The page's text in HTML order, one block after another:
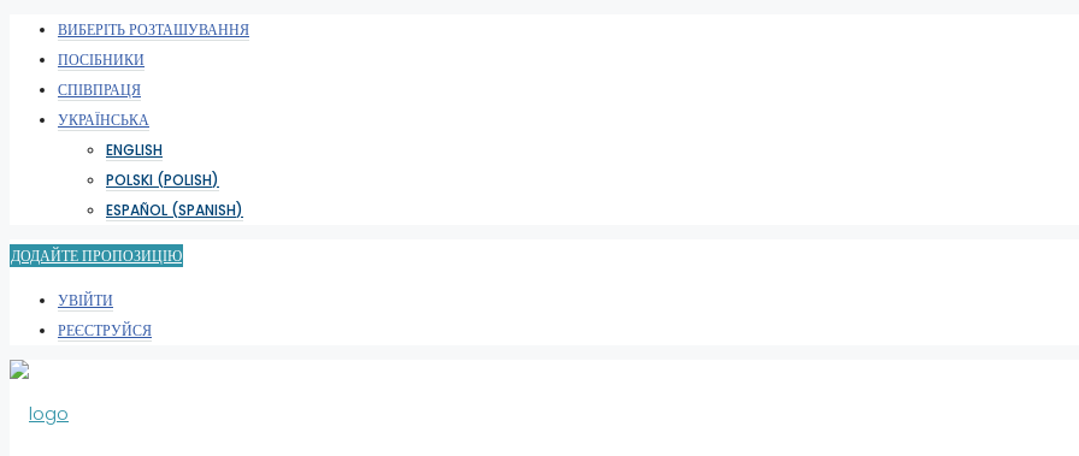
ВИБЕРІТЬ РОЗТАШУВАННЯ
ПОСІБНИКИ
СПІВПРАЦЯ
УКРАЇНСЬКА
ENGLISH
POLSKI (POLISH)
ESPAÑOL (SPANISH)
ДОДАЙТЕ ПРОПОЗИЦІЮ
УВІЙТИ
РЕЄСТРУЙСЯ